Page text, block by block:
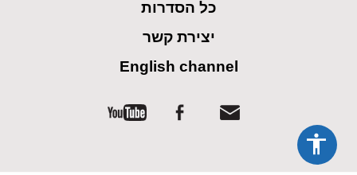
כל הסדרות
יצירת קשר
English channel